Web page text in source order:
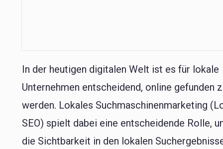
In der heutigen digitalen Welt ist es für lokale
Unternehmen entscheidend, online gefunden
werden. Lokales Suchmaschinenmarketing
SEO) spielt dabei eine entscheidende Rolle,
die Sichtbarkeit in den lokalen